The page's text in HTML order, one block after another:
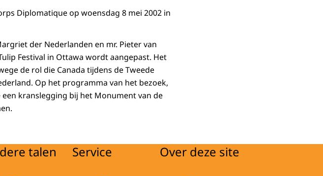
Diplomatique op woensdag 8 mei 2002 in
der Nederlanden en mr. Pieter van
Festival in Ottawa wordt aangepast. Het
de rol die Canada tijdens de Tweede
Op het programma van het bezoek,
kranslegging bij het Monument van de
talen Service Over deze site